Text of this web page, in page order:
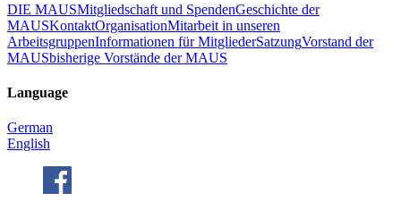
DIE MAUSMitgliedschaft und SpendenGeschichte der
MAUSKontaktOrganisationMitarbeit in unseren
ArbeitsgruppenInformationen für MitgliederSatzungVorstand der
MAUSbisherige Vorstände der MAUS
Language
German
English